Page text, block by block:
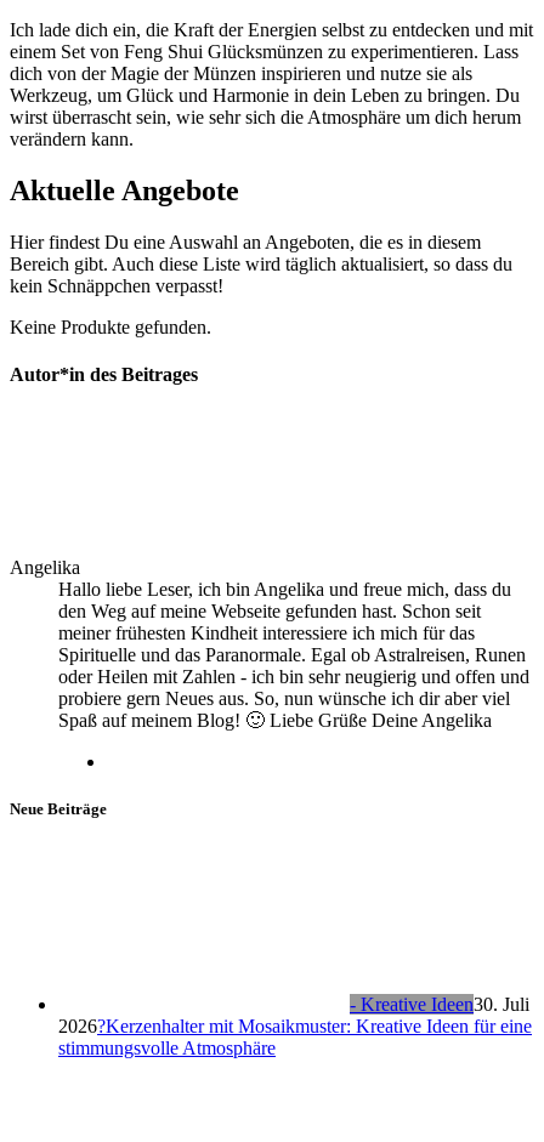
Ich lade dich ein, die Kraft der Energien selbst​ zu entdecken und mit
einem‍ Set von Feng Shui Glücksmünzen⁤ zu experimentieren. Lass⁣
dich von der Magie der Münzen inspirieren und nutze sie als
Werkzeug, um Glück und Harmonie in dein Leben zu bringen. Du
wirst überrascht sein, wie sehr sich die ⁢Atmosphäre um dich herum
verändern kann.
Aktuelle Angebote
Hier findest Du eine Auswahl an Angeboten, die es in diesem
Bereich gibt. Auch diese Liste wird täglich aktualisiert, so dass du
kein Schnäppchen verpasst!
Keine Produkte gefunden.
Autor*in des Beitrages
Angelika
Hallo liebe Leser, ich bin Angelika und freue mich, dass du
den Weg auf meine Webseite gefunden hast. Schon seit
meiner frühesten Kindheit interessiere ich mich für das
Spirituelle und das Paranormale. Egal ob Astralreisen, Runen
oder Heilen mit Zahlen - ich bin sehr neugierig und offen und
probiere gern Neues aus. So, nun wünsche ich dir aber viel
Spaß auf meinem Blog! 🙂 Liebe Grüße Deine Angelika
Neue Beiträge
- Kreative Ideen30. Juli
2026?Kerzenhalter mit Mosaikmuster: Kreative Ideen für eine
stimmungsvolle Atmosphäre